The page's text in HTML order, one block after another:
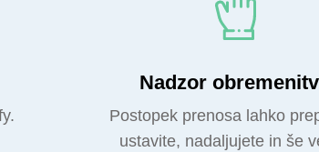
Nadzor
Postopek prenosa lahko
ustavite, nadaljujete in še